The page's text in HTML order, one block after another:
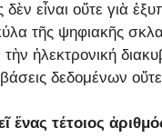
εἶναι οὔτε γιὰ
τῆς ψηφιακῆς
τὴν ἠλεκτρονική
δεδομένων
τέτοιος